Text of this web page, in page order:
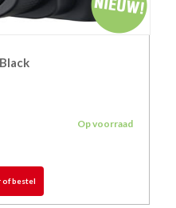
Op voorraad
of bestel